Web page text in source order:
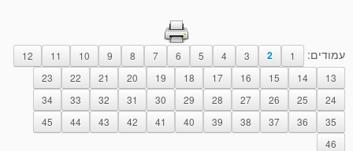
עמודים: 1
2
3
4
5
6
7
8
9
10
11
12
13
14
15
16
17
18
19
20
21
22
23
24
25
26
27
28
29
30
31
32
33
34
35
36
37
38
39
40
41
42
43
44
45
46